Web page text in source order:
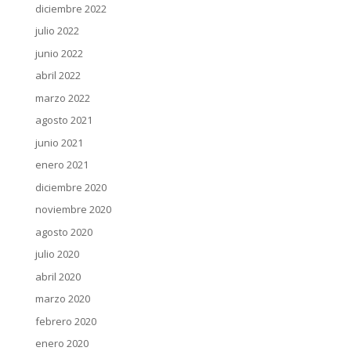
diciembre 2022
julio 2022
junio 2022
abril 2022
marzo 2022
agosto 2021
junio 2021
enero 2021
diciembre 2020
noviembre 2020
agosto 2020
julio 2020
abril 2020
marzo 2020
febrero 2020
enero 2020